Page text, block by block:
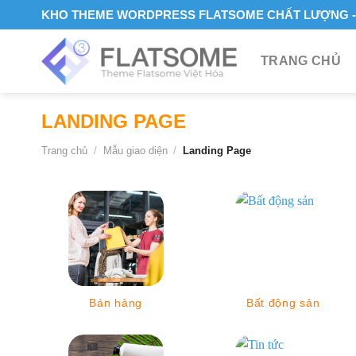
to
KHO THEME WORDPRESS FLATSOME CHẤT LƯỢNG
TRANG CHỦ
LANDING PAGE
Trang chủ / Mẫu giao diện / Landing Page
Bán hàng Bất động sản